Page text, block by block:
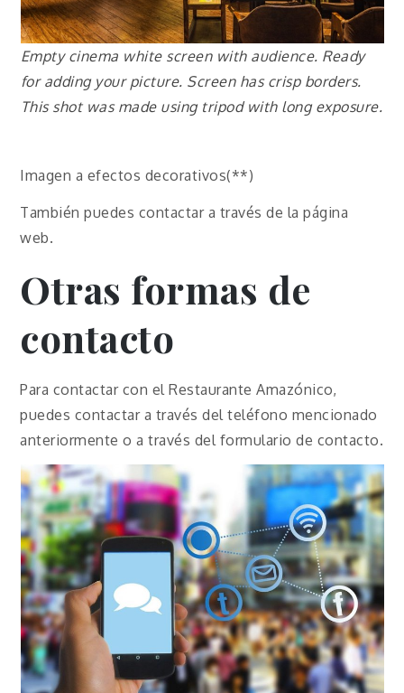
Empty cinema white screen with audience. Ready
for adding your picture. Screen has crisp borders.
This shot was made using tripod with long exposure.
Imagen a efectos decorativos(**)
También puedes contactar a través de la página
web.
Otras formas de
contacto
Para contactar con el Restaurante Amazónico,
puedes contactar a través del teléfono mencionado
anteriormente o a través del formulario de contacto.